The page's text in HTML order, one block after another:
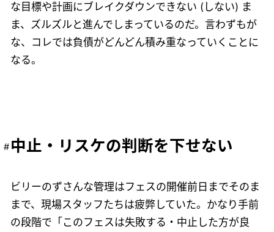
な目標や計画にブレイクダウンできない (しない) ま
ま、ズルズルと進んでしまっているのだ。言わずもが
な、コレでは負債がどんどん積み重なっていくことに
なる。
中止・リスケの判断を下せない
ビリーのずさんな管理はフェスの開催前日までそのま
まで、現場スタッフたちは疲弊していた。かなり手前
の段階で「このフェスは失敗する・中止した方が良